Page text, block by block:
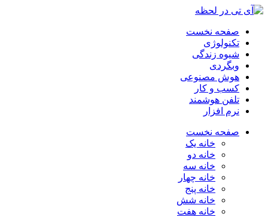
صفحه نخست
تکنولوژی
شیوه زندگی
وبگردی
هوش مصنوعی
کسب و کار
تلفن هوشمند
نرم افزار
صفحه نخست
خانه یک
خانه دو
خانه سه
خانه چهار
خانه پنج
خانه شش
خانه هفت